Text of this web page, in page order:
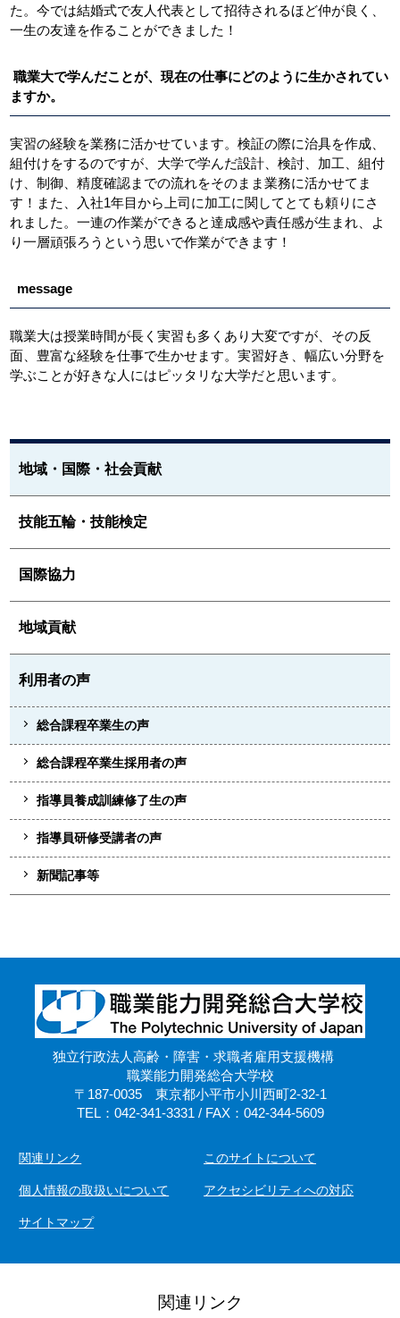
た。今では結婚式で友人代表として招待されるほど仲が良く、
一生の友達を作ることができました！
職業大で学んだことが、現在の仕事にどのように生かされてい
ますか。
実習の経験を業務に活かせています。検証の際に治具を作成、
組付けをするのですが、大学で学んだ設計、検討、加工、組付
け、制御、精度確認までの流れをそのまま業務に活かせてま
す！また、入社1年目から上司に加工に関してとても頼りにさ
れました。一連の作業ができると達成感や責任感が生まれ、よ
り一層頑張ろうという思いで作業ができます！
message
職業大は授業時間が長く実習も多くあり大変ですが、その反
面、豊富な経験を仕事で生かせます。実習好き、幅広い分野を
学ぶことが好きな人にはピッタリな大学だと思います。
地域・国際・社会貢献
技能五輪・技能検定
国際協力
地域貢献
利用者の声
総合課程卒業生の声
総合課程卒業生採用者の声
指導員養成訓練修了生の声
指導員研修受講者の声
新聞記事等
独立行政法人高齢・障害・求職者雇用支援機構
職業能力開発総合大学校
〒187-0035 東京都小平市小川西町2-32-1
TEL：042-341-3331 / FAX：042-344-5609
関連リンク このサイトについて
個人情報の取扱いについて アクセシビリティへの対応
サイトマップ
関連リンク